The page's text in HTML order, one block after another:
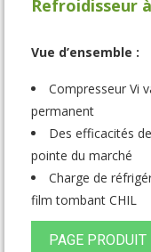
Refroidisseur
Vue d’ensemble :
Compresseur Vi
permanent
Des efficacités
pointe du marché
Charge de
film tombant CHIL
PAGE PRODUIT